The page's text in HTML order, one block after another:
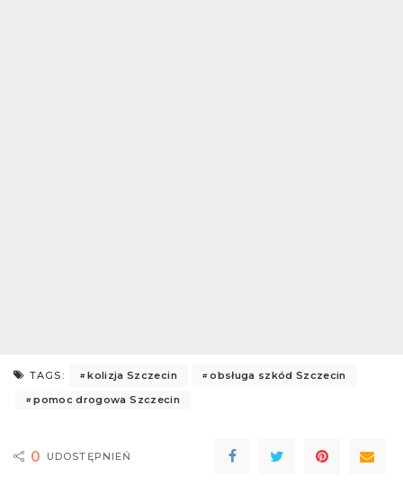
TAGS: kolizja Szczecin
obsługa szkód Szczecin
pomoc drogowa Szczecin
0 UDOSTĘPNIEŃ